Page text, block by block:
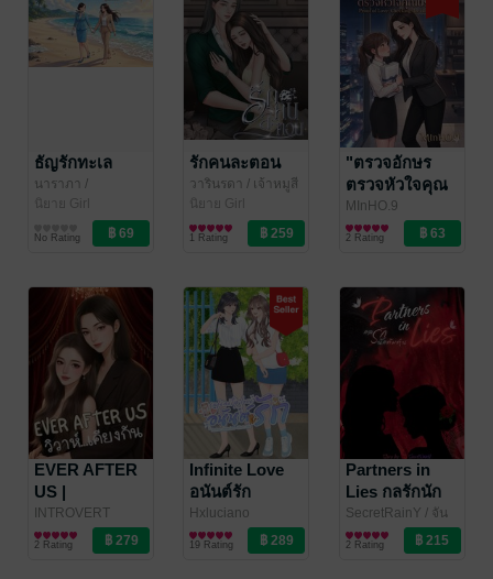
ธัญรักทะเล
นาราภา /
GOODLIVESRICHDAY
นิยาย Girl
No Rating
รักคนละตอน
วารินรดา / เจ้าหมูสี
น้ำเงิน
นิยาย Girl
Love/Yuri
1 Rating
"ตรวจอักษร
ตรวจหัวใจคุณ
ประธาน"|Proof
of Love:
Checking the
MInHO.9
นิยาย Girl
Love/Yuri
2 Rating
EVER AFTER
US |
วิวาห์...เคียงกัน
INTROVERT
LOVER
MyIntrovertSpace
นิยาย Girl
Love/Yuri
2 Rating
Infinite Love
อนันต์รัก
Hxluciano
นิยาย Girl
Love/Yuri
19 Rating
Partners in
Lies กลรักนัก
ต้มตุ๋น
SecretRainY / จัน
ทน์ณจิต
นิยาย Girl
Love/Yuri
2 Rating